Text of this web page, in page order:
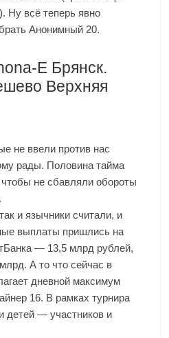
Ну всё теперь явно
Анонимный 20.
E Брянск.
Верхняя
не ввели против нас
рады. Половина тайма
чтобы не сбавляли обороты
и язычники считали, и
выплаты пришлись на
— 13,5 млрд рублей,
А то что сейчас в
дневной максимум
16. В рамках турнира
детей — участников и